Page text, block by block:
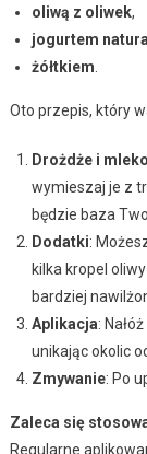
oliwą z oliwek,
jogurtem
żółtkiem
Oto przepis, który
Drożdże i mleko
wymieszaj je z
będzie baza
Dodatki:
kilka kropel
bardziej
Aplikacja:
unikając okolic
Zmywanie: Po
Zaleca się
Regularne